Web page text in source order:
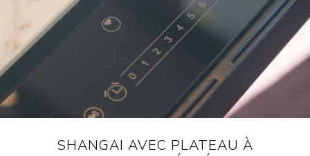
SHANGAI AVEC PLATEAU À